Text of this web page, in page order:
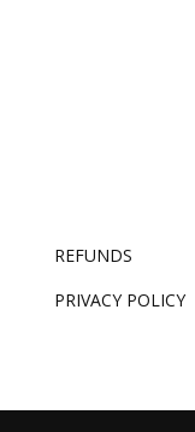
REFUNDS
PRIVACY POLICY